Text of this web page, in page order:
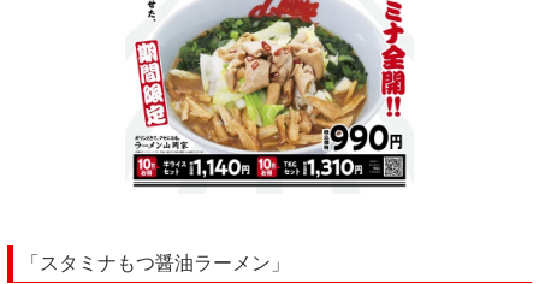
「スタミナもつ醤油ラーメン」